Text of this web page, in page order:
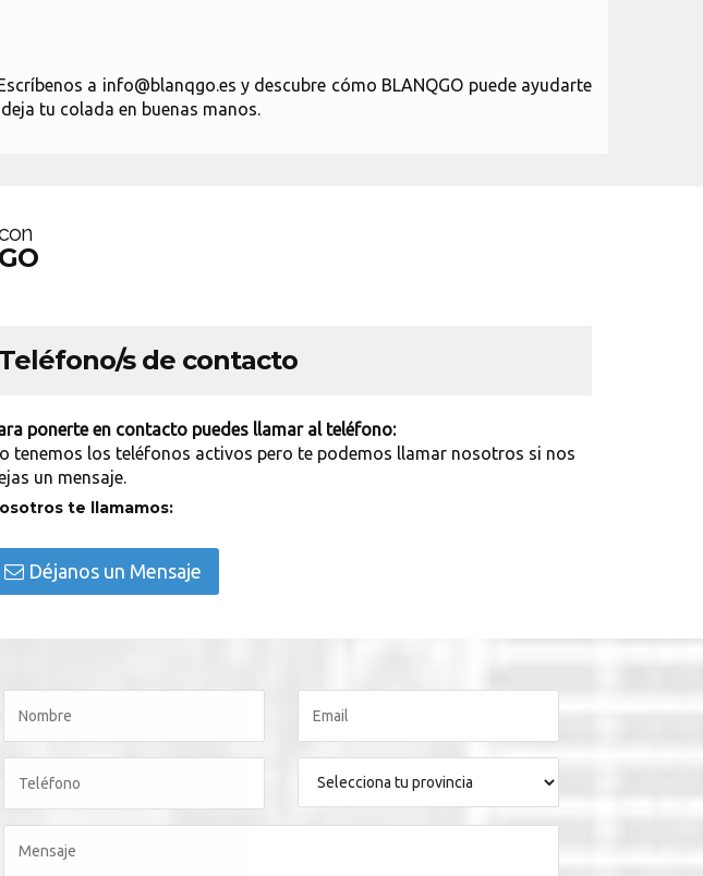
a info@blanqgo.es y descubre cómo BLANQGO puede ayudarte
tu colada en buenas manos.
Teléfono/s de contacto
ponerte en contacto puedes llamar al teléfono:
tenemos los teléfonos activos pero te podemos llamar nosotros si nos
un mensaje.
te llamamos:
Déjanos un Mensaje